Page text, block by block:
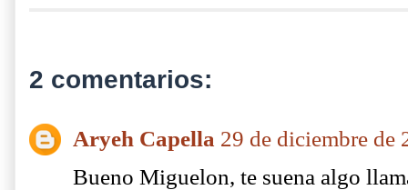
2 comentarios:
Aryeh Capella 29 de diciembre de
Bueno Miguelon, te suena algo